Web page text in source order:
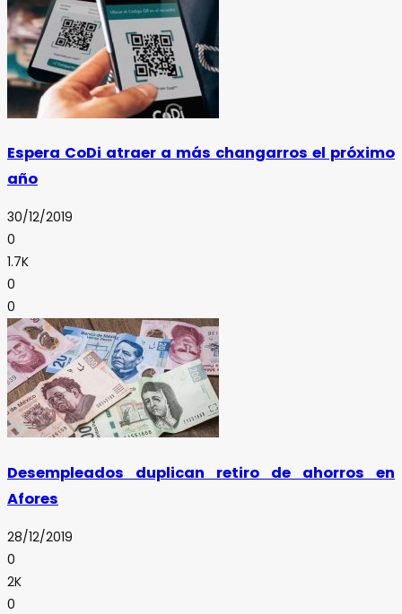
Espera CoDi atraer a más changarros el próximo
año
30/12/2019
0
1.7K
0
0
Desempleados duplican retiro de ahorros en
Afores
28/12/2019
0
2K
0